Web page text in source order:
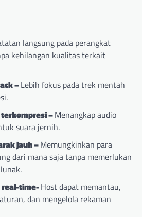
langsung pada perangkat
kehilangan kualitas terkait
–Lebih fokus pada trek mentah
–Menangkap audio
suara jernih.
jauh –Memungkinkan para
dari mana saja tanpa memerlukan
real-time-Host dapat memantau,
dan mengelola rekaman